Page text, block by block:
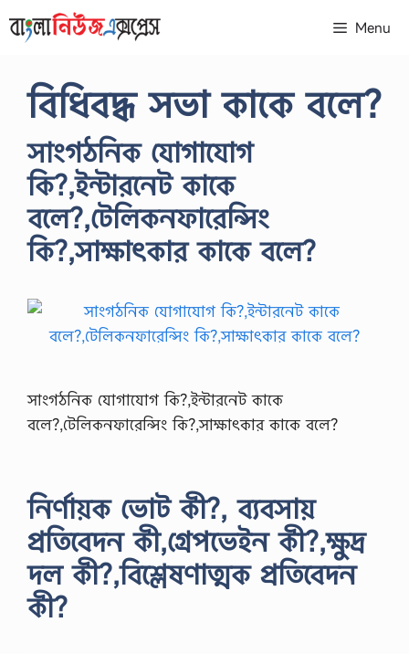
to
Menu
বিধিবদ্ধ সভা কাকে বলে?
সাংগঠনিক যোগাযোগ
কি?,ইন্টারনেট কাকে
বলে?,টেলিকনফারেন্সিং
কি?,সাক্ষাৎকার কাকে বলে?
সাংগঠনিক যোগাযোগ কি?,ইন্টারনেট কাকে
বলে?,টেলিকনফারেন্সিং কি?,সাক্ষাৎকার কাকে বলে?
নির্ণায়ক ভোট কী?, ব্যবসায়
প্রতিবেদন কী,গ্রেপভেইন কী?,ক্ষুদ্র
দল কী?,বিশ্লেষণাত্মক প্রতিবেদন
কী?